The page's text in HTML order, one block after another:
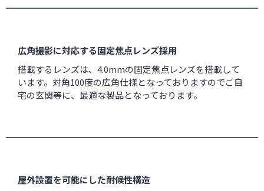
広角撮影に対応する固定焦点レンズ採用
搭載するレンズは、4.0mmの固定焦点レンズを搭載して
います。対角100度の広角仕様となっておりますのでご自
宅の玄関等に、最適な製品となっております。
屋外設置を可能にした耐候性構造